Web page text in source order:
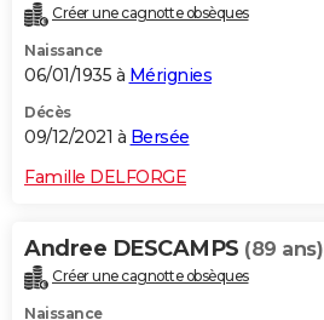
Créer une cagnotte obsèques
Naissance
06/01/1935 à Mérignies
Décès
09/12/2021 à Bersée
Famille DELFORGE
Andree DESCAMPS (89 ans)
Créer une cagnotte obsèques
Naissance